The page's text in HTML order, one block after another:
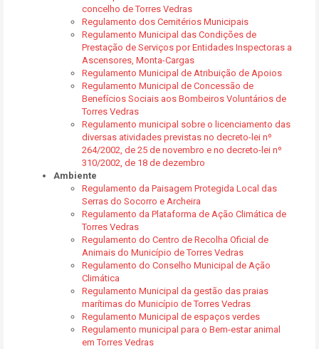
concelho de Torres Vedras
Regulamento dos Cemitérios Municipais
Regulamento Municipal das Condições de
Prestação de Serviços por Entidades Inspectoras a
Ascensores, Monta-Cargas
Regulamento Municipal de Atribuição de Apoios
Regulamento Municipal de Concessão de
Benefícios Sociais aos Bombeiros Voluntários de
Torres Vedras
Regulamento municipal sobre o licenciamento das
diversas atividades previstas no decreto-lei nº
264/2002, de 25 de novembro e no decreto-lei nº
310/2002, de 18 de dezembro
Ambiente
Regulamento da Paisagem Protegida Local das
Serras do Socorro e Archeira
Regulamento da Plataforma de Ação Climática de
Torres Vedras
Regulamento do Centro de Recolha Oficial de
Animais do Município de Torres Vedras
Regulamento do Conselho Municipal de Ação
Climática
Regulamento Municipal da gestão das praias
marítimas do Município de Torres Vedras
Regulamento Municipal de espaços verdes
Regulamento municipal para o Bem-estar animal
em Torres Vedras